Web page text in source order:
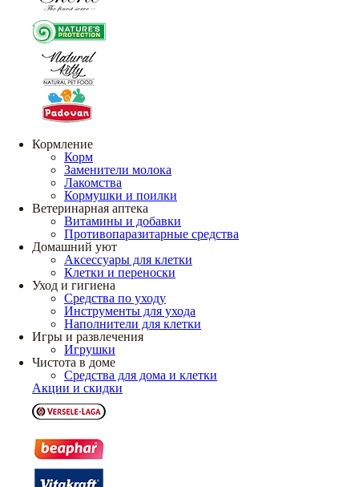
Кормление
Корм
Заменители молока
Лакомства
Кормушки и поилки
Ветеринарная аптека
Витамины и добавки
Противопаразитарные средства
Домашний уют
Аксессуары для клетки
Клетки и переноски
Уход и гигиена
Средства по уходу
Инструменты для ухода
Наполнители для клетки
Игры и развлечения
Игрушки
Чистота в доме
Средства для дома и клетки
Акции и скидки